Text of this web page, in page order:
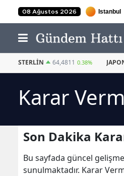
08 Ağustos 2026
STERLIN 64,4811 0.38%
Karar
Son Dakika
Bu sayfada güncel
sunulmaktadır. Karar